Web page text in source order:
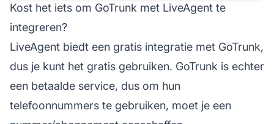
Kost het iets om GoTrunk met LiveAgent te
integreren?
LiveAgent biedt een gratis integratie met GoTrunk,
dus je kunt het gratis gebruiken. GoTrunk is echter
een betaalde service, dus om hun
telefoonnummers te gebruiken, moet je een